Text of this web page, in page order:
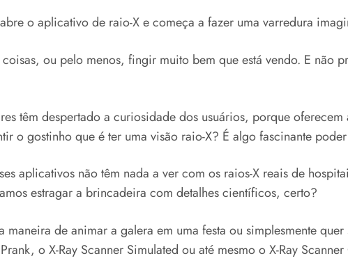
o aplicativo de raio-X e começa a fazer uma varredura
ou pelo menos, fingir muito bem que está vendo. E
têm despertado a curiosidade dos usuários, porque
o gostinho que é ter uma visão raio-X? É algo fascinante
aplicativos não têm nada a ver com os raios-X reais de
estragar a brincadeira com detalhes científicos, certo?
maneira de animar a galera em uma festa ou simplesmente
o X-Ray Scanner Simulated ou até mesmo o X-Ray